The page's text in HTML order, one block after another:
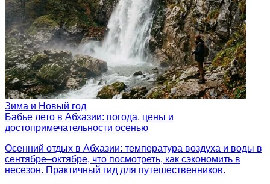
Зима и Новый год
Бабье лето в Абхазии: погода, цены и
достопримечательности осенью
Осенний отдых в Абхазии: температура воздуха и воды в
сентябре–октябре, что посмотреть, как сэкономить в
несезон. Практичный гид для путешественников.